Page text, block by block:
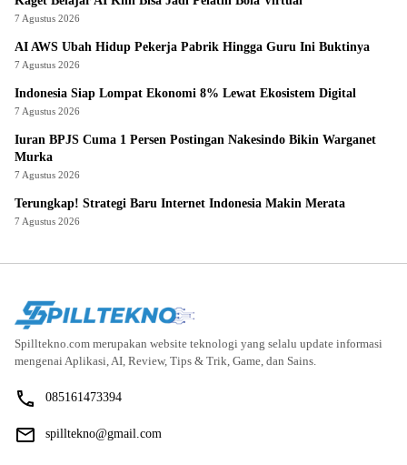
7 Agustus 2026
AI AWS Ubah Hidup Pekerja Pabrik Hingga Guru Ini Buktinya
7 Agustus 2026
Indonesia Siap Lompat Ekonomi 8% Lewat Ekosistem Digital
7 Agustus 2026
Iuran BPJS Cuma 1 Persen Postingan Nakesindo Bikin Warganet
Murka
7 Agustus 2026
Terungkap! Strategi Baru Internet Indonesia Makin Merata
7 Agustus 2026
Spilltekno.com merupakan website teknologi yang selalu update informasi
mengenai Aplikasi, AI, Review, Tips & Trik, Game, dan Sains.
085161473394
spilltekno@gmail.com